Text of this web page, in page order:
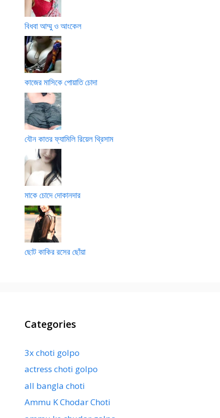
বিধবা আম্মু ও আংকেল
কাজের মাসিকে পোয়াতি চোদা
যৌন কাতর ফ্যামিলি রিয়েল থ্রিসাম
মাকে চোদে দোকানদার
ছোট কাকির রসের ছোঁয়া
Categories
3x choti golpo
actress choti golpo
all bangla choti
Ammu K Chodar Choti